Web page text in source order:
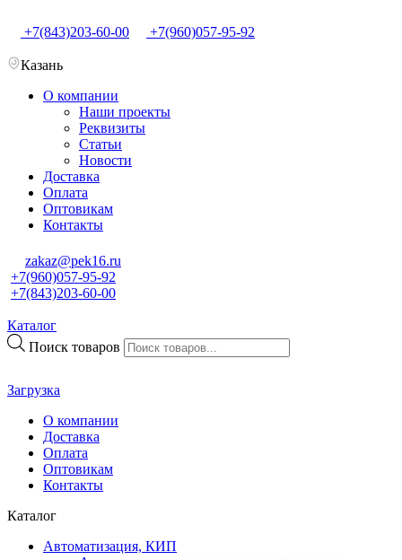
+7(843)203-60-00 +7(960)057-95-92
Казань
О компании
Наши проекты
Реквизиты
Статьи
Новости
Доставка
Оплата
Оптовикам
Контакты
zakaz@pek16.ru
+7(960)057-95-92
+7(843)203-60-00
Каталог
Поиск товаров
Загрузка
О компании
Доставка
Оплата
Оптовикам
Контакты
Каталог
Автоматизация, КИП